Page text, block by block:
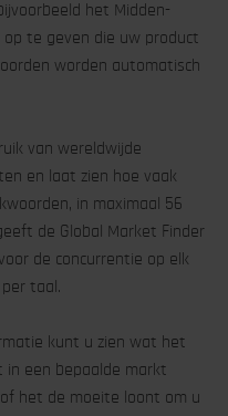
het Midden-
te geven die uw product
worden automatisch
van wereldwijde
en laat zien hoe vaak
in maximaal 56
de Global Market Finder
de concurrentie op elk
taal.
kunt u zien wat het
in een bepaalde markt
het de moeite loont om u